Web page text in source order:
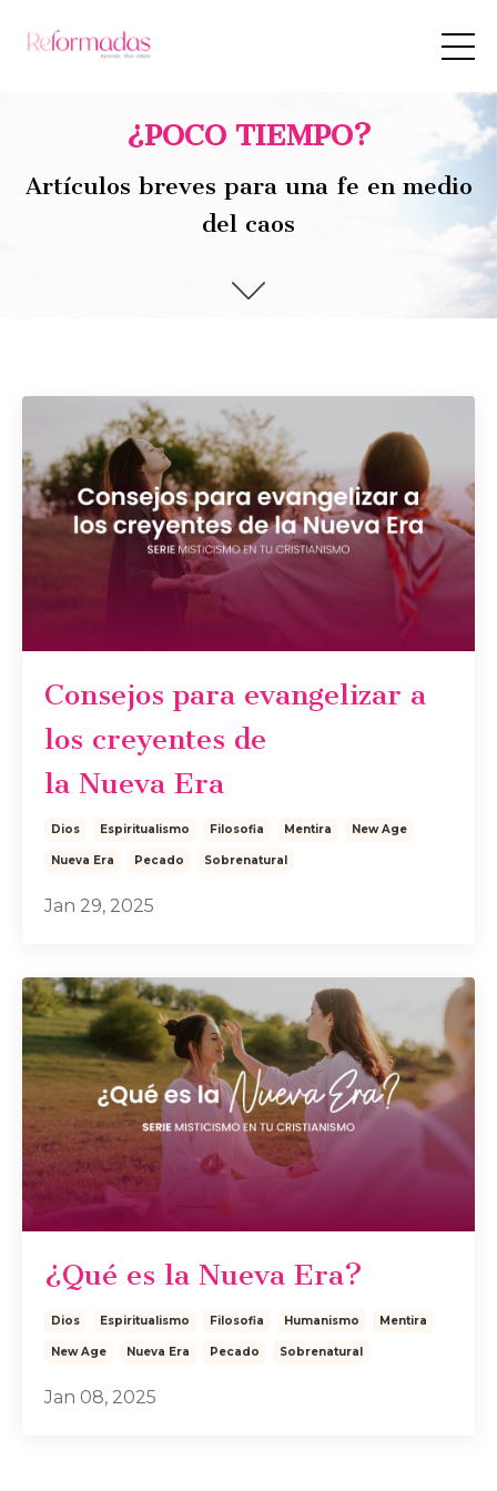
¿POCO TIEMPO?
Artículos breves para una fe en medio
del caos
Consejos para evangelizar a
los creyentes de
la Nueva Era
Dios Espiritualismo Filosofia Mentira New Age
Nueva Era Pecado Sobrenatural
Jan 29, 2025
¿Qué es la Nueva Era?
Dios Espiritualismo Filosofia Humanismo Mentira
New Age Nueva Era Pecado Sobrenatural
Jan 08, 2025